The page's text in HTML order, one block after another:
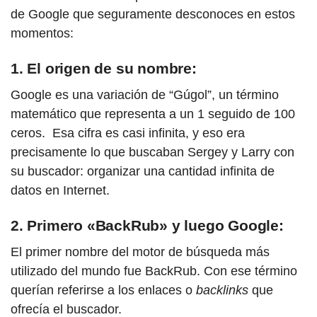
de Google que seguramente desconoces en estos
momentos:
1. El origen de su nombre:
Google es una variación de “Gúgol”, un término
matemático que representa a un 1 seguido de 100
ceros. Esa cifra es casi infinita, y eso era
precisamente lo que buscaban Sergey y Larry con
su buscador: organizar una cantidad infinita de
datos en Internet.
2. Primero «BackRub» y luego Google:
El primer nombre del motor de búsqueda más
utilizado del mundo fue BackRub. Con ese término
querían referirse a los enlaces o backlinks que
ofrecía el buscador.